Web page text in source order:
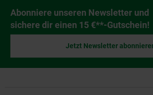
Newsletter Anmeldung
Abonniere unseren Newsletter und
sichere dir einen 15 €**-Gutschein!
Jetzt Newsletter